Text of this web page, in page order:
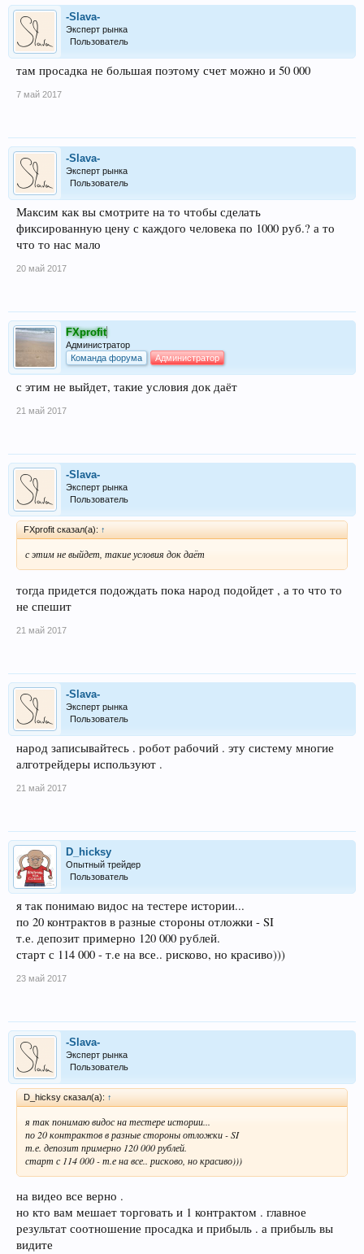
-Slava-
Эксперт рынка
Пользователь
там просадка не большая поэтому счет можно и 50 000
7 май 2017
-Slava-
Эксперт рынка
Пользователь
Максим как вы смотрите на то чтобы сделать
фиксированную цену с каждого человека по 1000 руб.? а то
что то нас мало
20 май 2017
FXprofit
Администратор
Команда форума
Администратор
с этим не выйдет, такие условия док даёт
21 май 2017
-Slava-
Эксперт рынка
Пользователь
FXprofit сказал(а): ↑
с этим не выйдет, такие условия док даёт
тогда придется подождать пока народ подойдет , а то что то
не спешит
21 май 2017
-Slava-
Эксперт рынка
Пользователь
народ записывайтесь . робот рабочий . эту систему многие
алготрейдеры используют .
21 май 2017
D_hicksy
Опытный трейдер
Пользователь
я так понимаю видос на тестере истории...
по 20 контрактов в разные стороны отложки - SI
т.е. депозит примерно 120 000 рублей.
старт с 114 000 - т.е на все.. рисково, но красиво)))
23 май 2017
-Slava-
Эксперт рынка
Пользователь
D_hicksy сказал(а): ↑
я так понимаю видос на тестере истории...
по 20 контрактов в разные стороны отложки - SI
т.е. депозит примерно 120 000 рублей.
старт с 114 000 - т.е на все.. рисково, но красиво)))
на видео все верно .
но кто вам мешает торговать и 1 контрактом . главное
результат соотношение просадка и прибыль . а прибыль вы
видите